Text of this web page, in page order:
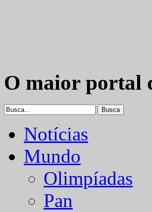
O maior portal
Notícias
Mundo
Olimpíadas
Pan